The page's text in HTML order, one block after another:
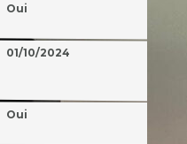
Oui
01/10/2024
Oui